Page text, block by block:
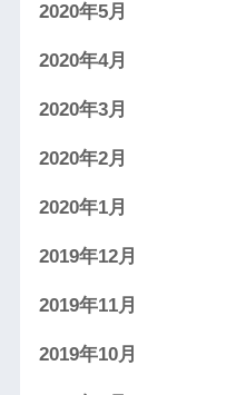
2020年5月
2020年4月
2020年3月
2020年2月
2020年1月
2019年12月
2019年11月
2019年10月